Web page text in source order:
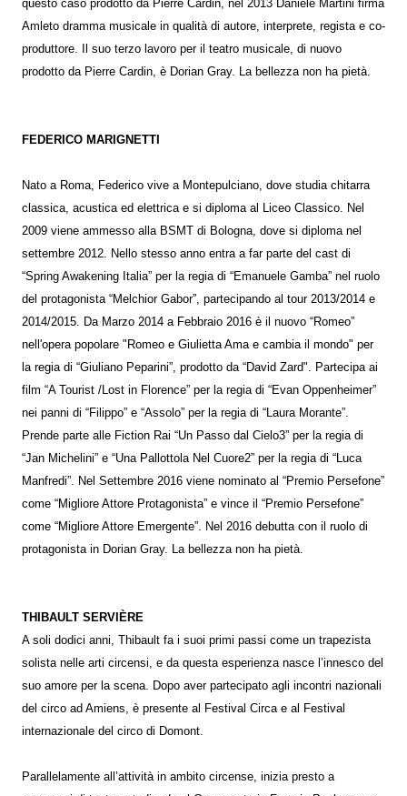
questo caso prodotto da Pierre Cardin, nel 2013 Daniele Martini firma
Amleto dramma musicale in qualità di autore, interprete, regista e co-
produttore. Il suo terzo lavoro per il teatro musicale, di nuovo
prodotto da Pierre Cardin, è Dorian Gray. La bellezza non ha pietà.
FEDERICO MARIGNETTI
Nato a Roma, Federico vive a Montepulciano, dove studia chitarra
classica, acustica ed elettrica e si diploma al Liceo Classico. Nel
2009 viene ammesso alla BSMT di Bologna, dove si diploma nel
settembre 2012. Nello stesso anno entra a far parte del cast di
“Spring Awakening Italia” per la regia di “Emanuele Gamba” nel ruolo
del protagonista “Melchior Gabor”, partecipando al tour 2013/2014 e
2014/2015. Da Marzo 2014 a Febbraio 2016 è il nuovo “Romeo”
nell'opera popolare "Romeo e Giulietta Ama e cambia il mondo" per
la regia di “Giuliano Peparini”, prodotto da “David Zard". Partecipa ai
film “A Tourist /Lost in Florence” per la regia di “Evan Oppenheimer”
nei panni di “Filippo” e “Assolo” per la regia di “Laura Morante”.
Prende parte alle Fiction Rai “Un Passo dal Cielo3” per la regia di
“Jan Michelini” e “Una Pallottola Nel Cuore2” per la regia di “Luca
Manfredi”. Nel Settembre 2016 viene nominato al “Premio Persefone”
come “Migliore Attore Protagonista” e vince il “Premio Persefone”
come “Migliore Attore Emergente”. Nel 2016 debutta con il ruolo di
protagonista in Dorian Gray. La bellezza non ha pietà.
THIBAULT SERVIÈRE
A soli dodici anni, Thibault fa i suoi primi passi come un trapezista
solista nelle arti circensi, e da questa esperienza nasce l’innesco del
suo amore per la scena. Dopo aver partecipato agli incontri nazionali
del circo ad Amiens, è presente al Festival Circa e al Festival
internazionale del circo di Domont.
Parallelamente all’attività in ambito circense, inizia presto a